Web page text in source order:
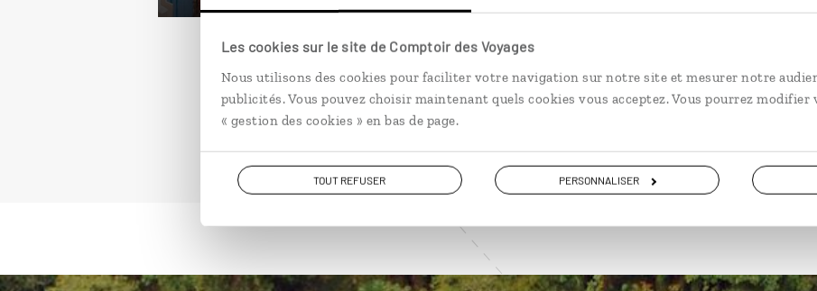
Les cookies sur le site de Comptoir des Voyages
Nous utilisons des cookies pour faciliter votre navigation sur notre site et mesurer notre
publicités. Vous pouvez choisir maintenant quels cookies vous acceptez. Vous pourrez
« gestion des cookies » en bas de page.
TOUT REFUSER PERSONNALISER
VOIR NOS 4 IDÉES DE VOYAGE AU GUATEMALA